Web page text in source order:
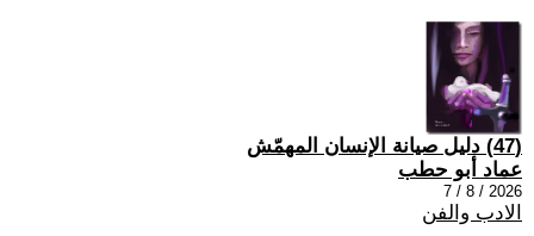
(47) دليل صيانة الإنسان المهمّش
عماد أبو حطب
2026 / 8 / 7
الادب والفن